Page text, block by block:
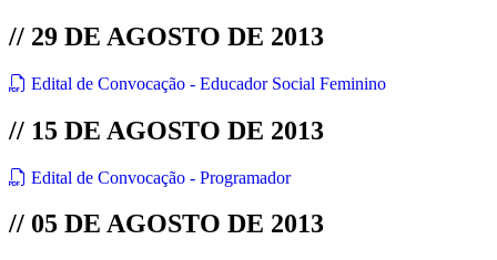
// 29 DE AGOSTO DE 2013
Edital de Convocação - Educador Social Feminino
// 15 DE AGOSTO DE 2013
Edital de Convocação - Programador
// 05 DE AGOSTO DE 2013